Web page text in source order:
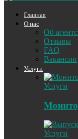
Главная
О нас
Об
Отзывы
FAQ
Вакансии
Услуги
Услуги
Услуги